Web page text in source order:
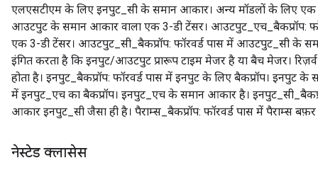
एलएसटीएम के लिए इनपुट_सी के समान आकार। अन्य मॉडलों के लिए एक
आउटपुट के समान आकार वाला एक 3-डी टेंसर। आउटपुट_एच_बैकप्रॉप:
एक 3-डी टेंसर। आउटपुट_सी_बैकप्रॉप: फॉरवर्ड पास में आउटपुट_सी के
इंगित करता है कि इनपुट/आउटपुट प्रारूप टाइम मेजर है या बैच मेजर।
होता है। इनपुट_बैकप्रॉप: फॉरवर्ड पास में इनपुट के लिए बैकप्रॉप। इनपुट
में इनपुट_एच का बैकप्रॉप। इनपुट_एच के समान आकार है।
आकार इनपुट_सी जैसा ही है। पैराम्स_बैकप्रॉप: फॉरवर्ड पास में पैराम्स
नेस्टेड क्लासेस